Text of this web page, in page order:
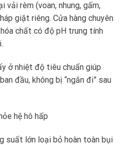
vải rèm (voan, nhung, gấm,
giặt riêng. Cửa hàng chuyên
chất có độ pH trung tính
ở nhiệt độ tiêu chuẩn giúp
đầu, không bị “ngắn đi” sau
hệ hô hấp
suất lớn loại bỏ hoàn toàn bụi